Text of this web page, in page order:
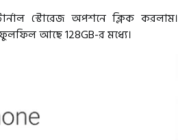
স্টোরেজ অপশনে ক্লিক করলাম।
ফুলফিল আছে 128GB-র মধ্যে।